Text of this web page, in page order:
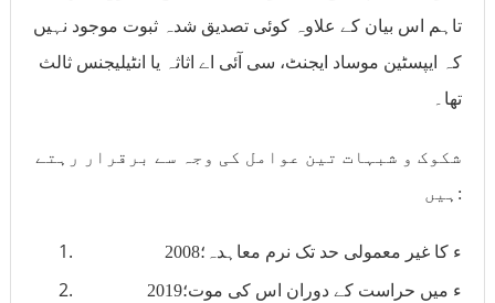
تاہم اس بیان کے علاوہ کوئی تصدیق شدہ ثبوت موجود نہیں
کہ ایپسٹین موساد ایجنٹ، سی آئی اے اثاثہ یا انٹیلیجنس ثالث
تھا۔
شکوک و شبہات تین عوامل کی وجہ سے برقرار رہتے
ہیں:
2008ء کا غیر معمولی حد تک نرم معاہدہ؛
2019ء میں حراست کے دوران اس کی موت؛